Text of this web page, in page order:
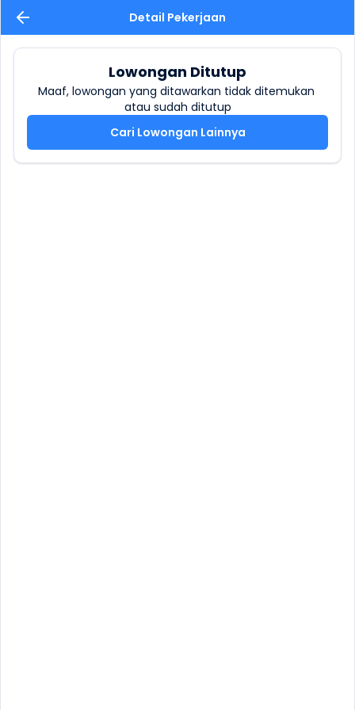
Detail Pekerjaan
Lowongan Ditutup
Maaf, lowongan yang ditawarkan tidak ditemukan
atau sudah ditutup
Cari Lowongan Lainnya